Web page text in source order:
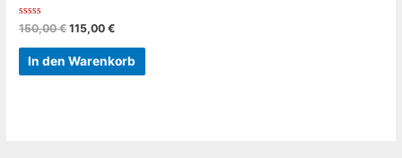
Bewertet
mit
0
von
150,00€ Ursprünglicher
war:
150,00 €
115,00€Aktueller
ist:
115,00 €.
In den Warenkorb